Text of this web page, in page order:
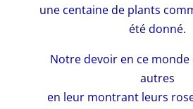
une centaine de plants
été donné.
Notre devoir en ce monde
autres
en leur montrant leurs